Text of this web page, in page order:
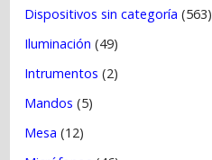
Dispositivos sin categoría (563)
Iluminación (49)
Intrumentos (2)
Mandos (5)
Mesa (12)